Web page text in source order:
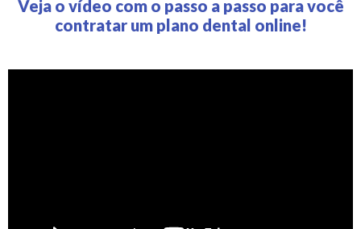
Veja o vídeo com o passo a passo para você
contratar um plano dental online!